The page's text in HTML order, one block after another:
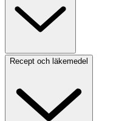
Recept och läkemedel